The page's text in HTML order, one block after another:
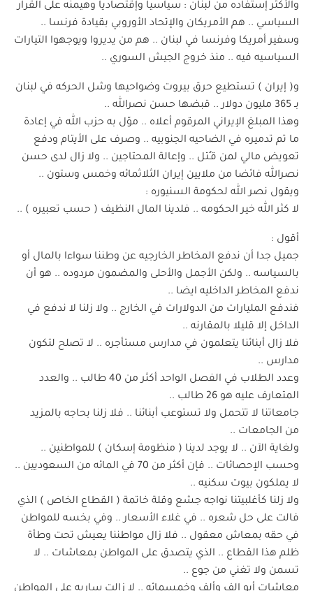
والأكثر إستفاده من لبنان : سياسيا وإقتصاديا وهيمنه على القرار
السياسي .. هم الأمريكان والإتحاد الأوروبي بقيادة فرنسا ..
وسفير أمريكا وفرنسا في لبنان .. هم من يديروا ويوجهوا التيارات
السياسيه فيه .. منذ خروج الجيش السوري ..
و( إيران ) تستطيع حرق بيروت وضواحيها وشل الحركه في لبنان
بـ 365 مليون دولار .. قبضها حسن نصرالله ..
وهذا المبلغ الإيراني المرقوم أعلاه .. موّل به حزب الله في إعادة
ما تم تدميره في الضاحيه الجنوبيه .. وصرف على الأيتام ودفع
تعويض مالي لمن قـُتل .. وإعالة المحتاجين .. ولا زال لدى حسن
نصرالله فائضا من ملايين إيران الثلاثمائه وخمس وستون ..
ويقول نصر الله لحكومة السنيوره :
لا كثر الله خير الحكومه .. فلدينا المال النظيف ( حسب تعبيره ) ..
أقول :
جميل جدا أن ندفع المخاطر الخارجيه عن وطننا سواءا بالمال أو
بالسياسه .. ولكن الأجمل والأحلى والمضمون مردوده .. هو أن
ندفع المخاطر الداخليه ايضا ..
فندفع المليارات من الدولارات في الخارج .. ولا زلنا لا ندفع في
الداخل إلا قليلا بالمقارنه ..
فلا زال أبنائنا يتعلمون في مدارس مستأجره .. لا تصلح لتكون
مدارس ..
وعدد الطلاب في الفصل الواحد أكثر من 40 طالب .. والعدد
المتعارف عليه هو 26 طالب ..
جامعاتنا لا تتحمل ولا تستوعب أبنائنا .. فلا زلنا بحاجه بالمزيد
من الجامعات ..
ولغاية الآن .. لا يوجد لدينا ( منظومة إسكان ) للمواطنين ..
وحسب الإحصائات .. فإن أكثر من 70 في المائه من السعوديين ..
لا يملكون بيوت سكنيه ..
ولا زلنا كأغلبيتنا نواجه جشع وقلة خاتمة ( القطاع الخاص ) الذي
فالت على حل شعره .. في غلاء الأسعار .. وفي بخسه للمواطن
في حقه بمعاش معقول .. فلا زال مواطننا يعيش تحت وطأة
ظلم هذا القطاع .. الذي يتصدق على المواطن بمعاشات .. لا
تسمن ولا تغني من جوع ..